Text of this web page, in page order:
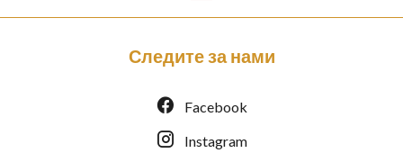
Следите за нами
Facebook
Instagram